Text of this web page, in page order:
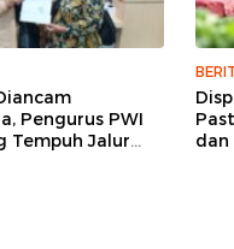
Pengurus PWI
Tempuh Jalur
dan